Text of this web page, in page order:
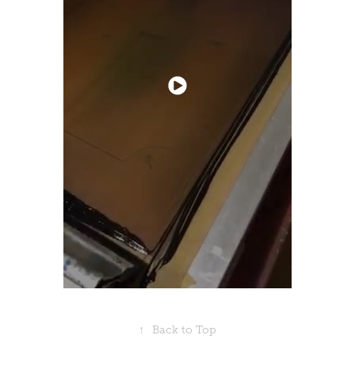
↑ Back to Top